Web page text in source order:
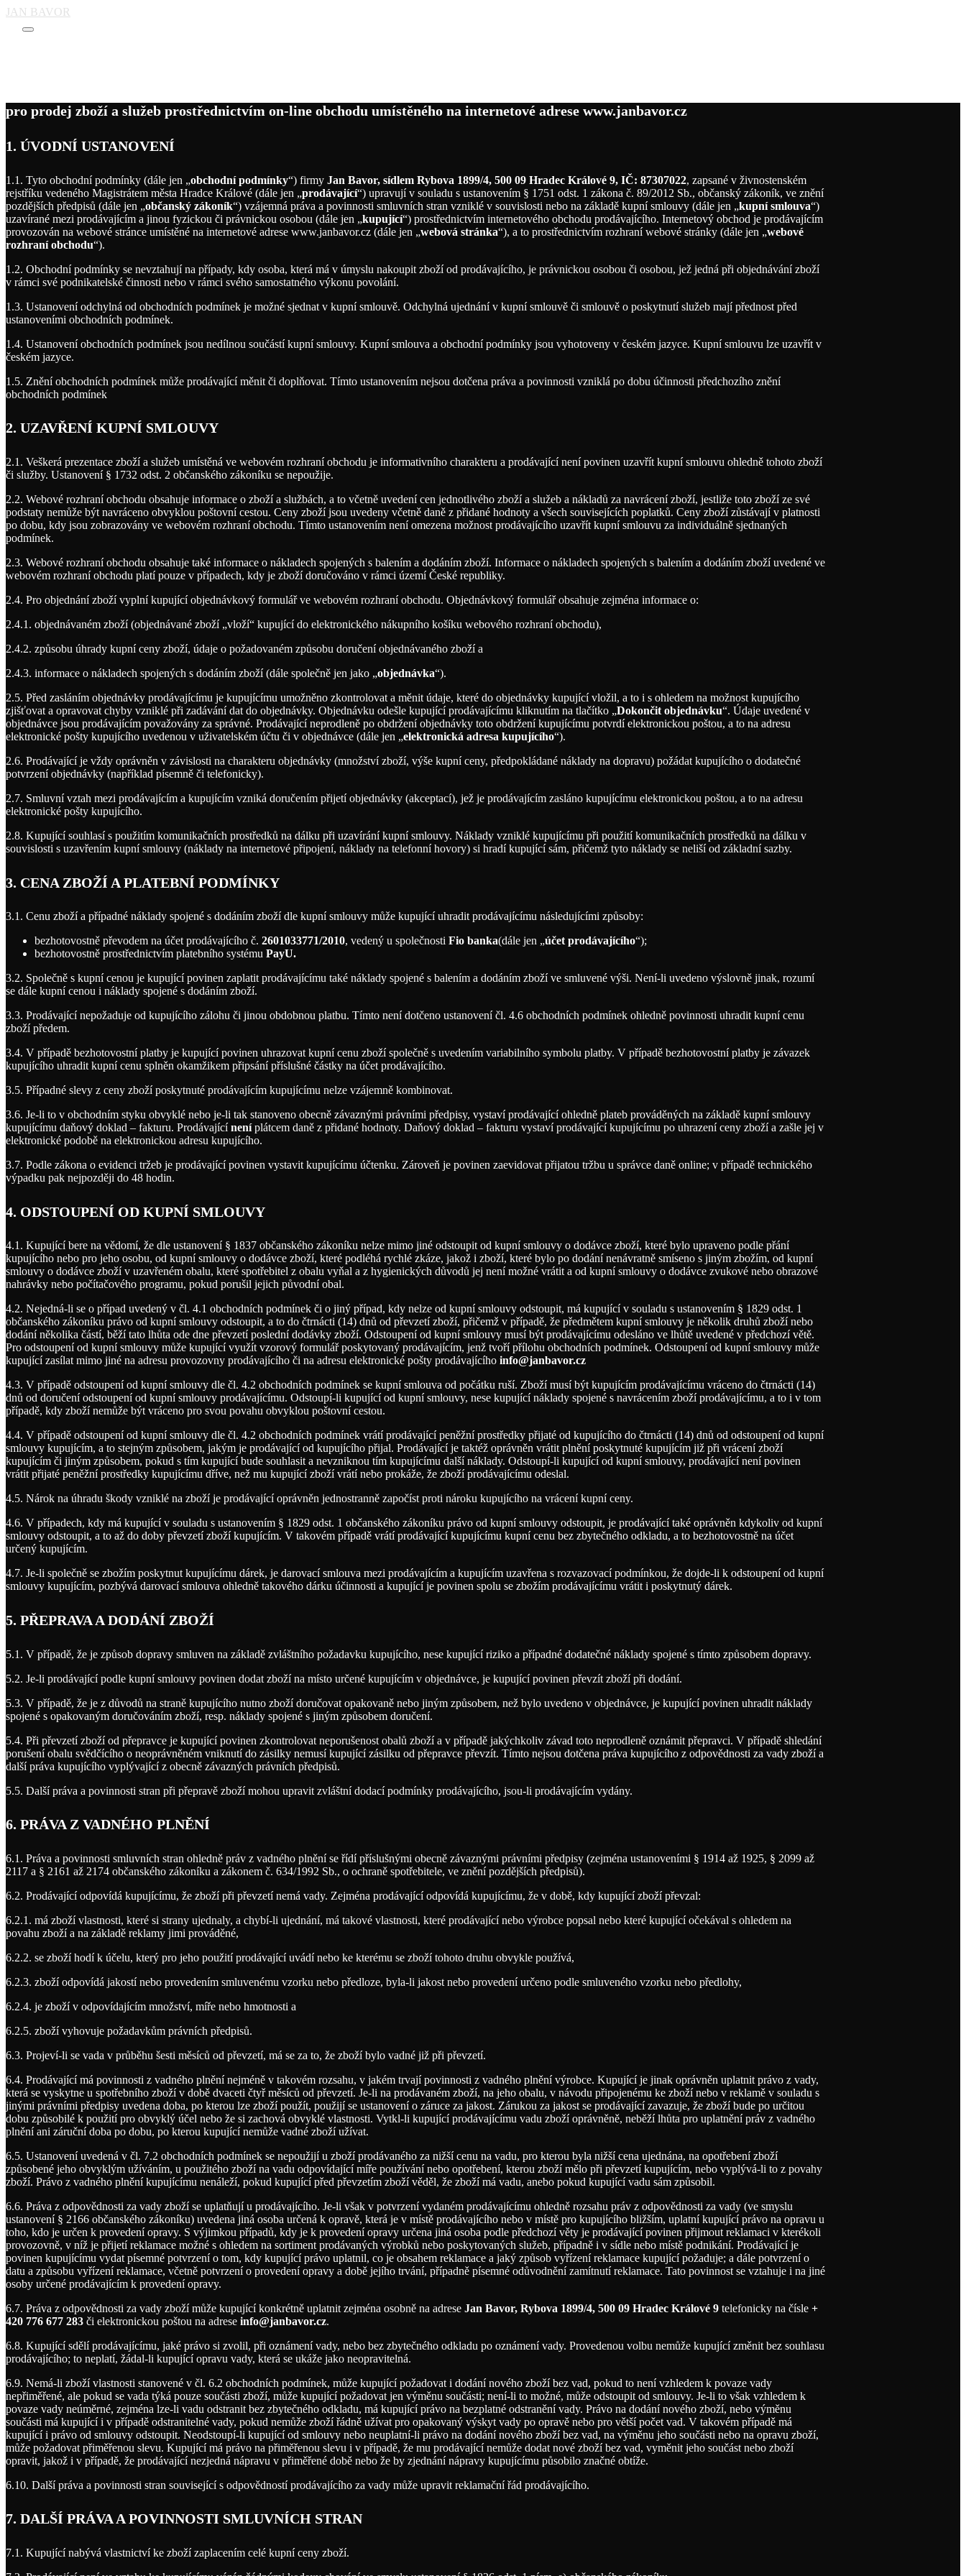
JAN BAVOR
Main
pro prodej zboží a služeb prostřednictvím on-line obchodu umístěného na internetové adrese www.janbavor.cz
1. ÚVODNÍ USTANOVENÍ
1.1. Tyto obchodní podmínky (dále jen „obchodní podmínky“) firmy Jan Bavor, sídlem Rybova 1899/4, 500 09 Hradec Králové 9, IČ: 87307022, zapsané v živnostenském
rejstříku vedeného Magistrátem města Hradce Králové (dále jen „prodávající“) upravují v souladu s ustanovením § 1751 odst. 1 zákona č. 89/2012 Sb., občanský zákoník, ve znění
pozdějších předpisů (dále jen „občanský zákoník“) vzájemná práva a povinnosti smluvních stran vzniklé v souvislosti nebo na základě kupní smlouvy (dále jen „kupní smlouva“)
uzavírané mezi prodávajícím a jinou fyzickou či právnickou osobou (dále jen „kupující“) prostřednictvím internetového obchodu prodávajícího. Internetový obchod je prodávajícím
provozován na webové stránce umístěné na internetové adrese www.janbavor.cz (dále jen „webová stránka“), a to prostřednictvím rozhraní webové stránky (dále jen „webové
rozhraní obchodu“).
1.2. Obchodní podmínky se nevztahují na případy, kdy osoba, která má v úmyslu nakoupit zboží od prodávajícího, je právnickou osobou či osobou, jež jedná při objednávání zboží
v rámci své podnikatelské činnosti nebo v rámci svého samostatného výkonu povolání.
1.3. Ustanovení odchylná od obchodních podmínek je možné sjednat v kupní smlouvě. Odchylná ujednání v kupní smlouvě či smlouvě o poskytnutí služeb mají přednost před
ustanoveními obchodních podmínek.
1.4. Ustanovení obchodních podmínek jsou nedílnou součástí kupní smlouvy. Kupní smlouva a obchodní podmínky jsou vyhotoveny v českém jazyce. Kupní smlouvu lze uzavřít v
českém jazyce.
1.5. Znění obchodních podmínek může prodávající měnit či doplňovat. Tímto ustanovením nejsou dotčena práva a povinnosti vzniklá po dobu účinnosti předchozího znění
obchodních podmínek
2. UZAVŘENÍ KUPNÍ SMLOUVY
2.1. Veškerá prezentace zboží a služeb umístěná ve webovém rozhraní obchodu je informativního charakteru a prodávající není povinen uzavřít kupní smlouvu ohledně tohoto zboží
či služby. Ustanovení § 1732 odst. 2 občanského zákoníku se nepoužije.
2.2. Webové rozhraní obchodu obsahuje informace o zboží a službách, a to včetně uvedení cen jednotlivého zboží a služeb a nákladů za navrácení zboží, jestliže toto zboží ze své
podstaty nemůže být navráceno obvyklou poštovní cestou. Ceny zboží jsou uvedeny včetně daně z přidané hodnoty a všech souvisejících poplatků. Ceny zboží zůstávají v platnosti
po dobu, kdy jsou zobrazovány ve webovém rozhraní obchodu. Tímto ustanovením není omezena možnost prodávajícího uzavřít kupní smlouvu za individuálně sjednaných
podmínek.
2.3. Webové rozhraní obchodu obsahuje také informace o nákladech spojených s balením a dodáním zboží. Informace o nákladech spojených s balením a dodáním zboží uvedené ve
webovém rozhraní obchodu platí pouze v případech, kdy je zboží doručováno v rámci území České republiky.
2.4. Pro objednání zboží vyplní kupující objednávkový formulář ve webovém rozhraní obchodu. Objednávkový formulář obsahuje zejména informace o:
2.4.1. objednávaném zboží (objednávané zboží „vloží“ kupující do elektronického nákupního košíku webového rozhraní obchodu),
2.4.2. způsobu úhrady kupní ceny zboží, údaje o požadovaném způsobu doručení objednávaného zboží a
2.4.3. informace o nákladech spojených s dodáním zboží (dále společně jen jako „objednávka“).
2.5. Před zasláním objednávky prodávajícímu je kupujícímu umožněno zkontrolovat a měnit údaje, které do objednávky kupující vložil, a to i s ohledem na možnost kupujícího
zjišťovat a opravovat chyby vzniklé při zadávání dat do objednávky. Objednávku odešle kupující prodávajícímu kliknutím na tlačítko „Dokončit objednávku“. Údaje uvedené v
objednávce jsou prodávajícím považovány za správné. Prodávající neprodleně po obdržení objednávky toto obdržení kupujícímu potvrdí elektronickou poštou, a to na adresu
elektronické pošty kupujícího uvedenou v uživatelském účtu či v objednávce (dále jen „elektronická adresa kupujícího“).
2.6. Prodávající je vždy oprávněn v závislosti na charakteru objednávky (množství zboží, výše kupní ceny, předpokládané náklady na dopravu) požádat kupujícího o dodatečné
potvrzení objednávky (například písemně či telefonicky).
2.7. Smluvní vztah mezi prodávajícím a kupujícím vzniká doručením přijetí objednávky (akceptací), jež je prodávajícím zasláno kupujícímu elektronickou poštou, a to na adresu
elektronické pošty kupujícího.
2.8. Kupující souhlasí s použitím komunikačních prostředků na dálku při uzavírání kupní smlouvy. Náklady vzniklé kupujícímu při použití komunikačních prostředků na dálku v
souvislosti s uzavřením kupní smlouvy (náklady na internetové připojení, náklady na telefonní hovory) si hradí kupující sám, přičemž tyto náklady se neliší od základní sazby.
3. CENA ZBOŽÍ A PLATEBNÍ PODMÍNKY
3.1. Cenu zboží a případné náklady spojené s dodáním zboží dle kupní smlouvy může kupující uhradit prodávajícímu následujícími způsoby:
bezhotovostně převodem na účet prodávajícího č. 2601033771/2010, vedený u společnosti Fio banka(dále jen „účet prodávajícího“);
bezhotovostně prostřednictvím platebního systému PayU.
3.2. Společně s kupní cenou je kupující povinen zaplatit prodávajícímu také náklady spojené s balením a dodáním zboží ve smluvené výši. Není-li uvedeno výslovně jinak, rozumí
se dále kupní cenou i náklady spojené s dodáním zboží.
3.3. Prodávající nepožaduje od kupujícího zálohu či jinou obdobnou platbu. Tímto není dotčeno ustanovení čl. 4.6 obchodních podmínek ohledně povinnosti uhradit kupní cenu
zboží předem.
3.4. V případě bezhotovostní platby je kupující povinen uhrazovat kupní cenu zboží společně s uvedením variabilního symbolu platby. V případě bezhotovostní platby je závazek
kupujícího uhradit kupní cenu splněn okamžikem připsání příslušné částky na účet prodávajícího.
3.5. Případné slevy z ceny zboží poskytnuté prodávajícím kupujícímu nelze vzájemně kombinovat.
3.6. Je-li to v obchodním styku obvyklé nebo je-li tak stanoveno obecně závaznými právními předpisy, vystaví prodávající ohledně plateb prováděných na základě kupní smlouvy
kupujícímu daňový doklad – fakturu. Prodávajícíneníplátcem daně z přidané hodnoty. Daňový doklad – fakturu vystaví prodávající kupujícímu po uhrazení ceny zboží a zašle jej v
elektronické podobě na elektronickou adresu kupujícího.
3.7. Podle zákona o evidenci tržeb je prodávající povinen vystavit kupujícímu účtenku. Zároveň je povinen zaevidovat přijatou tržbu u správce daně online; v případě technického
výpadku pak nejpozději do 48 hodin.
4. ODSTOUPENÍ OD KUPNÍ SMLOUVY
4.1. Kupující bere na vědomí, že dle ustanovení § 1837 občanského zákoníku nelze mimo jiné odstoupit od kupní smlouvy o dodávce zboží, které bylo upraveno podle přání
kupujícího nebo pro jeho osobu, od kupní smlouvy o dodávce zboží, které podléhá rychlé zkáze, jakož i zboží, které bylo po dodání nenávratně smíseno s jiným zbožím, od kupní
smlouvy o dodávce zboží v uzavřeném obalu, které spotřebitel z obalu vyňal a z hygienických důvodů jej není možné vrátit a od kupní smlouvy o dodávce zvukové nebo obrazové
nahrávky nebo počítačového programu, pokud porušil jejich původní obal.
4.2. Nejedná-li se o případ uvedený v čl. 4.1 obchodních podmínek či o jiný případ, kdy nelze od kupní smlouvy odstoupit, má kupující v souladu s ustanovením § 1829 odst. 1
občanského zákoníku právo od kupní smlouvy odstoupit, a to do čtrnácti (14) dnů od převzetí zboží, přičemž v případě, že předmětem kupní smlouvy je několik druhů zboží nebo
dodání několika částí, běží tato lhůta ode dne převzetí poslední dodávky zboží. Odstoupení od kupní smlouvy musí být prodávajícímu odesláno ve lhůtě uvedené v předchozí větě.
Pro odstoupení od kupní smlouvy může kupující využít vzorový formulář poskytovaný prodávajícím, jenž tvoří přílohu obchodních podmínek. Odstoupení od kupní smlouvy může
kupující zasílat mimo jiné na adresu provozovny prodávajícího či na adresu elektronické pošty prodávajícího info@janbavor.cz
4.3. V případě odstoupení od kupní smlouvy dle čl. 4.2 obchodních podmínek se kupní smlouva od počátku ruší. Zboží musí být kupujícím prodávajícímu vráceno do čtrnácti (14)
dnů od doručení odstoupení od kupní smlouvy prodávajícímu. Odstoupí-li kupující od kupní smlouvy, nese kupující náklady spojené s navrácením zboží prodávajícímu, a to i v tom
případě, kdy zboží nemůže být vráceno pro svou povahu obvyklou poštovní cestou.
4.4. V případě odstoupení od kupní smlouvy dle čl. 4.2 obchodních podmínek vrátí prodávající peněžní prostředky přijaté od kupujícího do čtrnácti (14) dnů od odstoupení od kupní
smlouvy kupujícím, a to stejným způsobem, jakým je prodávající od kupujícího přijal. Prodávající je taktéž oprávněn vrátit plnění poskytnuté kupujícím již při vrácení zboží
kupujícím či jiným způsobem, pokud s tím kupující bude souhlasit a nevzniknou tím kupujícímu další náklady. Odstoupí-li kupující od kupní smlouvy, prodávající není povinen
vrátit přijaté peněžní prostředky kupujícímu dříve, než mu kupující zboží vrátí nebo prokáže, že zboží prodávajícímu odeslal.
4.5. Nárok na úhradu škody vzniklé na zboží je prodávající oprávněn jednostranně započíst proti nároku kupujícího na vrácení kupní ceny.
4.6. V případech, kdy má kupující v souladu s ustanovením § 1829 odst. 1 občanského zákoníku právo od kupní smlouvy odstoupit, je prodávající také oprávněn kdykoliv od kupní
smlouvy odstoupit, a to až do doby převzetí zboží kupujícím. V takovém případě vrátí prodávající kupujícímu kupní cenu bez zbytečného odkladu, a to bezhotovostně na účet
určený kupujícím.
4.7. Je-li společně se zbožím poskytnut kupujícímu dárek, je darovací smlouva mezi prodávajícím a kupujícím uzavřena s rozvazovací podmínkou, že dojde-li k odstoupení od kupní
smlouvy kupujícím, pozbývá darovací smlouva ohledně takového dárku účinnosti a kupující je povinen spolu se zbožím prodávajícímu vrátit i poskytnutý dárek.
5. PŘEPRAVA A DODÁNÍ ZBOŽÍ
5.1. V případě, že je způsob dopravy smluven na základě zvláštního požadavku kupujícího, nese kupující riziko a případné dodatečné náklady spojené s tímto způsobem dopravy.
5.2. Je-li prodávající podle kupní smlouvy povinen dodat zboží na místo určené kupujícím v objednávce, je kupující povinen převzít zboží při dodání.
5.3. V případě, že je z důvodů na straně kupujícího nutno zboží doručovat opakovaně nebo jiným způsobem, než bylo uvedeno v objednávce, je kupující povinen uhradit náklady
spojené s opakovaným doručováním zboží, resp. náklady spojené s jiným způsobem doručení.
5.4. Při převzetí zboží od přepravce je kupující povinen zkontrolovat neporušenost obalů zboží a v případě jakýchkoliv závad toto neprodleně oznámit přepravci. V případě shledání
porušení obalu svědčícího o neoprávněném vniknutí do zásilky nemusí kupující zásilku od přepravce převzít. Tímto nejsou dotčena práva kupujícího z odpovědnosti za vady zboží a
další práva kupujícího vyplývající z obecně závazných právních předpisů.
5.5. Další práva a povinnosti stran při přepravě zboží mohou upravit zvláštní dodací podmínky prodávajícího, jsou-li prodávajícím vydány.
6. PRÁVA Z VADNÉHO PLNĚNÍ
6.1. Práva a povinnosti smluvních stran ohledně práv z vadného plnění se řídí příslušnými obecně závaznými právními předpisy (zejména ustanoveními § 1914 až 1925, § 2099 až
2117 a § 2161 až 2174 občanského zákoníku a zákonem č. 634/1992 Sb., o ochraně spotřebitele, ve znění pozdějších předpisů).
6.2. Prodávající odpovídá kupujícímu, že zboží při převzetí nemá vady. Zejména prodávající odpovídá kupujícímu, že v době, kdy kupující zboží převzal:
6.2.1. má zboží vlastnosti, které si strany ujednaly, a chybí-li ujednání, má takové vlastnosti, které prodávající nebo výrobce popsal nebo které kupující očekával s ohledem na
povahu zboží a na základě reklamy jimi prováděné,
6.2.2. se zboží hodí k účelu, který pro jeho použití prodávající uvádí nebo ke kterému se zboží tohoto druhu obvykle používá,
6.2.3. zboží odpovídá jakostí nebo provedením smluvenému vzorku nebo předloze, byla-li jakost nebo provedení určeno podle smluveného vzorku nebo předlohy,
6.2.4. je zboží v odpovídajícím množství, míře nebo hmotnosti a
6.2.5. zboží vyhovuje požadavkům právních předpisů.
6.3. Projeví-li se vada v průběhu šesti měsíců od převzetí, má se za to, že zboží bylo vadné již při převzetí.
6.4. Prodávající má povinnosti z vadného plnění nejméně v takovém rozsahu, v jakém trvají povinnosti z vadného plnění výrobce. Kupující je jinak oprávněn uplatnit právo z vady,
která se vyskytne u spotřebního zboží v době dvaceti čtyř měsíců od převzetí. Je-li na prodávaném zboží, na jeho obalu, v návodu připojenému ke zboží nebo v reklamě v souladu s
jinými právními předpisy uvedena doba, po kterou lze zboží použít, použijí se ustanovení o záruce za jakost. Zárukou za jakost se prodávající zavazuje, že zboží bude po určitou
dobu způsobilé k použití pro obvyklý účel nebo že si zachová obvyklé vlastnosti. Vytkl-li kupující prodávajícímu vadu zboží oprávněně, neběží lhůta pro uplatnění práv z vadného
plnění ani záruční doba po dobu, po kterou kupující nemůže vadné zboží užívat.
6.5. Ustanovení uvedená v čl. 7.2 obchodních podmínek se nepoužijí u zboží prodávaného za nižší cenu na vadu, pro kterou byla nižší cena ujednána, na opotřebení zboží
způsobené jeho obvyklým užíváním, u použitého zboží na vadu odpovídající míře používání nebo opotřebení, kterou zboží mělo při převzetí kupujícím, nebo vyplývá-li to z povahy
zboží. Právo z vadného plnění kupujícímu nenáleží, pokud kupující před převzetím zboží věděl, že zboží má vadu, anebo pokud kupující vadu sám způsobil.
6.6. Práva z odpovědnosti za vady zboží se uplatňují u prodávajícího. Je-li však v potvrzení vydaném prodávajícímu ohledně rozsahu práv z odpovědnosti za vady (ve smyslu
ustanovení § 2166 občanského zákoníku) uvedena jiná osoba určená k opravě, která je v místě prodávajícího nebo v místě pro kupujícího bližším, uplatní kupující právo na opravu u
toho, kdo je určen k provedení opravy. S výjimkou případů, kdy je k provedení opravy určena jiná osoba podle předchozí věty je prodávající povinen přijmout reklamaci v kterékoli
provozovně, v níž je přijetí reklamace možné s ohledem na sortiment prodávaných výrobků nebo poskytovaných služeb, případně i v sídle nebo místě podnikání. Prodávající je
povinen kupujícímu vydat písemné potvrzení o tom, kdy kupující právo uplatnil, co je obsahem reklamace a jaký způsob vyřízení reklamace kupující požaduje; a dále potvrzení o
datu a způsobu vyřízení reklamace, včetně potvrzení o provedení opravy a době jejího trvání, případně písemné odůvodnění zamítnutí reklamace. Tato povinnost se vztahuje i na jiné
osoby určené prodávajícím k provedení opravy.
6.7. Práva z odpovědnosti za vady zboží může kupující konkrétně uplatnit zejména osobně na adrese Jan Bavor, Rybova 1899/4, 500 09 Hradec Králové 9 telefonicky na čísle +
420 776 677 283 či elektronickou poštou na adrese info@janbavor.cz.
6.8. Kupující sdělí prodávajícímu, jaké právo si zvolil, při oznámení vady, nebo bez zbytečného odkladu po oznámení vady. Provedenou volbu nemůže kupující změnit bez souhlasu
prodávajícího; to neplatí, žádal-li kupující opravu vady, která se ukáže jako neopravitelná.
6.9. Nemá-li zboží vlastnosti stanovené v čl. 6.2 obchodních podmínek, může kupující požadovat i dodání nového zboží bez vad, pokud to není vzhledem k povaze vady
nepřiměřené, ale pokud se vada týká pouze součásti zboží, může kupující požadovat jen výměnu součásti; není-li to možné, může odstoupit od smlouvy. Je-li to však vzhledem k
povaze vady neúměrné, zejména lze-li vadu odstranit bez zbytečného odkladu, má kupující právo na bezplatné odstranění vady. Právo na dodání nového zboží, nebo výměnu
součásti má kupující i v případě odstranitelné vady, pokud nemůže zboží řádně užívat pro opakovaný výskyt vady po opravě nebo pro větší počet vad. V takovém případě má
kupující i právo od smlouvy odstoupit. Neodstoupí-li kupující od smlouvy nebo neuplatní-li právo na dodání nového zboží bez vad, na výměnu jeho součásti nebo na opravu zboží,
může požadovat přiměřenou slevu. Kupující má právo na přiměřenou slevu i v případě, že mu prodávající nemůže dodat nové zboží bez vad, vyměnit jeho součást nebo zboží
opravit, jakož i v případě, že prodávající nezjedná nápravu v přiměřené době nebo že by zjednání nápravy kupujícímu působilo značné obtíže.
6.10. Další práva a povinnosti stran související s odpovědností prodávajícího za vady může upravit reklamační řád prodávajícího.
7. DALŠÍ PRÁVA A POVINNOSTI SMLUVNÍCH STRAN
7.1. Kupující nabývá vlastnictví ke zboží zaplacením celé kupní ceny zboží.